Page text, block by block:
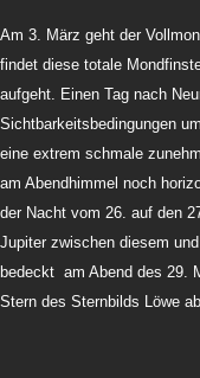
Am 3. März geht der
findet diese totale
aufgeht. Einen Tag nach
Sichtbarkeitsbedingungen
eine extrem schmale
am Abendhimmel noch
der Nacht vom 26. auf den
Jupiter zwischen diesem
bedeckt am Abend des 29.
Stern des Sternbilds Löwe